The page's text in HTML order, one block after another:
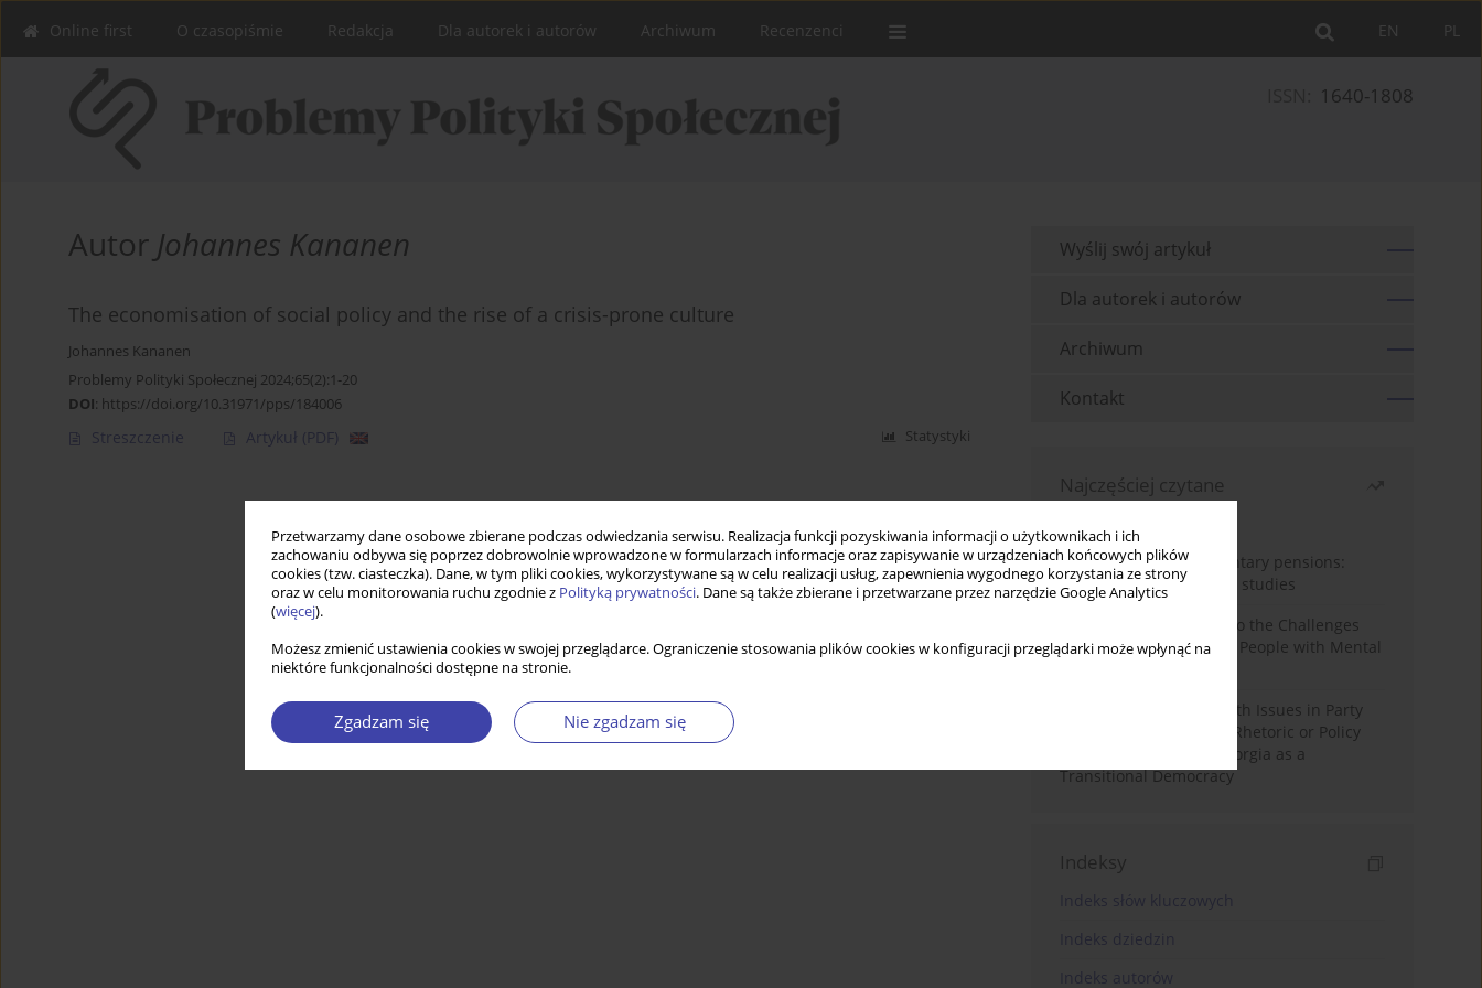
Przetwarzamy dane osobowe zbierane podczas odwiedzania serwisu. Realizacja funkcji pozyskiwania informacji o użytkownikach i ich
zachowaniu odbywa się poprzez dobrowolnie wprowadzone w formularzach informacje oraz zapisywanie w urządzeniach końcowych plików
cookies (tzw. ciasteczka). Dane, w tym pliki cookies, wykorzystywane są w celu realizacji usług, zapewnienia wygodnego korzystania ze strony
oraz w celu monitorowania ruchu zgodnie z Polityką prywatności. Dane są także zbierane i przetwarzane przez narzędzie Google Analytics
(więcej).
Możesz zmienić ustawienia cookies w swojej przeglądarce. Ograniczenie stosowania plików cookies w konfiguracji przeglądarki może wpłynąć na
niektóre funkcjonalności dostępne na stronie.
Zgadzam się Nie zgadzam się
PL
EN
Online first O czasopiśmie Redakcja Dla autorek i autorów Archiwum Recenzenci
1640-1808
Autor Johannes Kananen
The economisation of social policy and the rise of a crisis-prone culture
Johannes Kananen
Problemy Polityki Społecznej 2024;65(2):1-20
DOI: https://doi.org/10.31971/pps/184006
Streszczenie Artykuł (PDF) Statystyki
Wyślij swój artykuł
Dla autorek i autorów
Archiwum
Kontakt
Najczęściej czytane
Auto-enrolment in voluntary pensions:
Comparative OECD case studies
Bibliometric Insights into the Challenges
and Needs of Homeless People with Mental
The Politicisation of Youth Issues in Party
Programmes: Symbolic Rhetoric or Policy
Priority? The Case of Georgia as a
Transitional Democracy
Indeksy
Indeks słów kluczowych
Indeks dziedzin
Indeks autorów